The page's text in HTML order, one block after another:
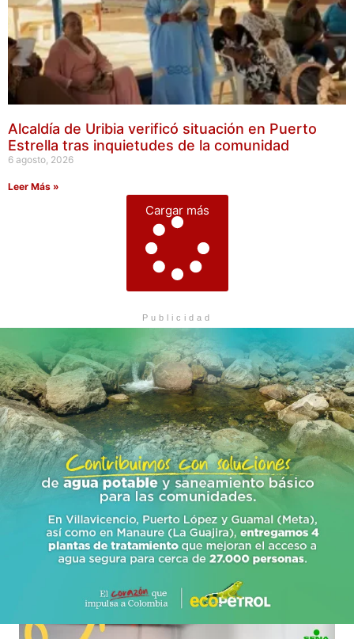
Alcaldía de Uribia verificó situación en Puerto
Estrella tras inquietudes de la comunidad
6 agosto, 2026
Leer Más »
Cargar más
Publicidad